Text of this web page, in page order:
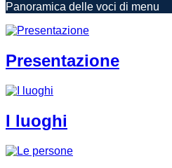
Panoramica delle voci di menu
Presentazione
I luoghi